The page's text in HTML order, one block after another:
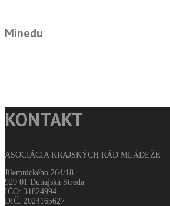
Minedu
KONTAKT
ASOCIÁCIA KRAJSKÝCH RÁD MLÁDEŽE
Jilemnického 264/18
929 01 Dunajská Streda
IČO: 31824994
DIČ: 2024165627